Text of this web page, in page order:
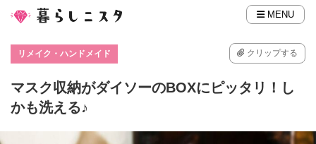
MENU
リメイク・ハンドメイド クリップする
マスク収納がダイソーのBOXにピッタリ！し
かも洗える♪